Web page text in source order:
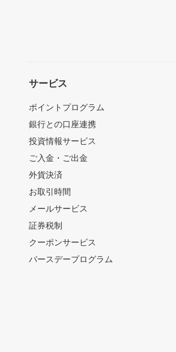
サービス
ポイントプログラム
銀行との口座連携
投資情報サービス
ご入金・ご出金
外貨決済
お取引時間
メールサービス
証券税制
クーポンサービス
バースデープログラム